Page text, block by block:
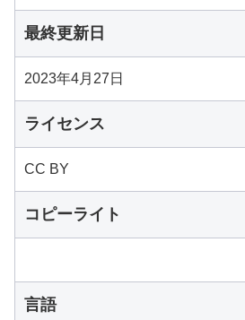
最終更新日
2023年4月27日
ライセンス
CC BY
コピーライト
言語